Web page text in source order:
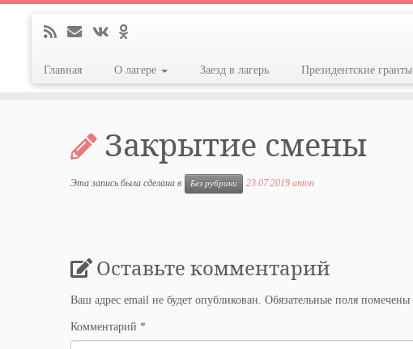
Главная О лагере Заезд в лагерь Президентские гранты
Закрытие смены
Эта запись была сделана в Без рубрики 23.07.2019 anton
Оставьте комментарий
Ваш адрес email не будет опубликован. Обязательные поля помечены
Комментарий *